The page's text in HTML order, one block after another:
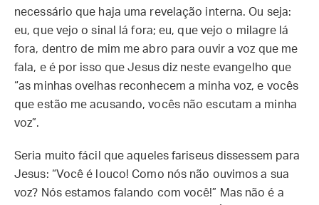
necessário que haja uma revelação interna. Ou seja:
eu, que vejo o sinal lá fora; eu, que vejo o milagre lá
fora, dentro de mim me abro para ouvir a voz que me
fala, e é por isso que Jesus diz neste evangelho que
“as minhas ovelhas reconhecem a minha voz, e vocês
que estão me acusando, vocês não escutam a minha
voz”.
Seria muito fácil que aqueles fariseus dissessem para
Jesus: “Você é louco! Como nós não ouvimos a sua
voz? Nós estamos falando com você!” Mas não é a